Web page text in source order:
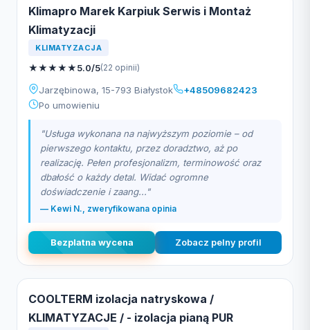
Klimapro Marek Karpiuk Serwis i Montaż
Klimatyzacji
KLIMATYZACJA
★★★★★5.0/5(22 opinii)
Jarzębinowa, 15-793 Białystok
+48509682423
Po umowieniu
"Usługa wykonana na najwyższym poziomie – od
pierwszego kontaktu, przez doradztwo, aż po
realizację. Pełen profesjonalizm, terminowość oraz
dbałość o każdy detal. Widać ogromne
doświadczenie i zaang..."
— Kewi N., zweryfikowana opinia
Bezplatna wycena Zobacz pelny profil
COOLTERM izolacja natryskowa /
KLIMATYZACJE / - izolacja pianą PUR